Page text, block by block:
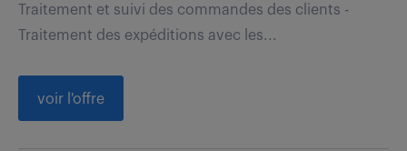
Traitement et suivi des commandes des clients -
Traitement des expéditions avec les...
voir l'offre